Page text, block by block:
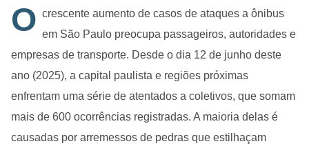
O crescente aumento de casos de ataques a ônibus
em São Paulo preocupa passageiros, autoridades e
empresas de transporte. Desde o dia 12 de junho deste
ano (2025), a capital paulista e regiões próximas
enfrentam uma série de atentados a coletivos, que somam
mais de 600 ocorrências registradas. A maioria delas é
causadas por arremessos de pedras que estilhaçam